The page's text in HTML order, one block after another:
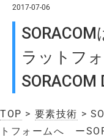
2017-07-06
ラットフ
TOP > 要素技術 >
トフォームへ ー